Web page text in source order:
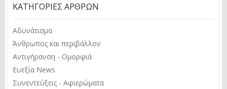
ΚΑΤΗΓΟΡΊΕΣ ΆΡΘΡΩΝ
Αδυνάτισμα
Άνθρωπος και περιβάλλον
Αντιγήρανση - Ομορφιά
Ευεξία News
Συνεντεύξεις - Αφιερώματα